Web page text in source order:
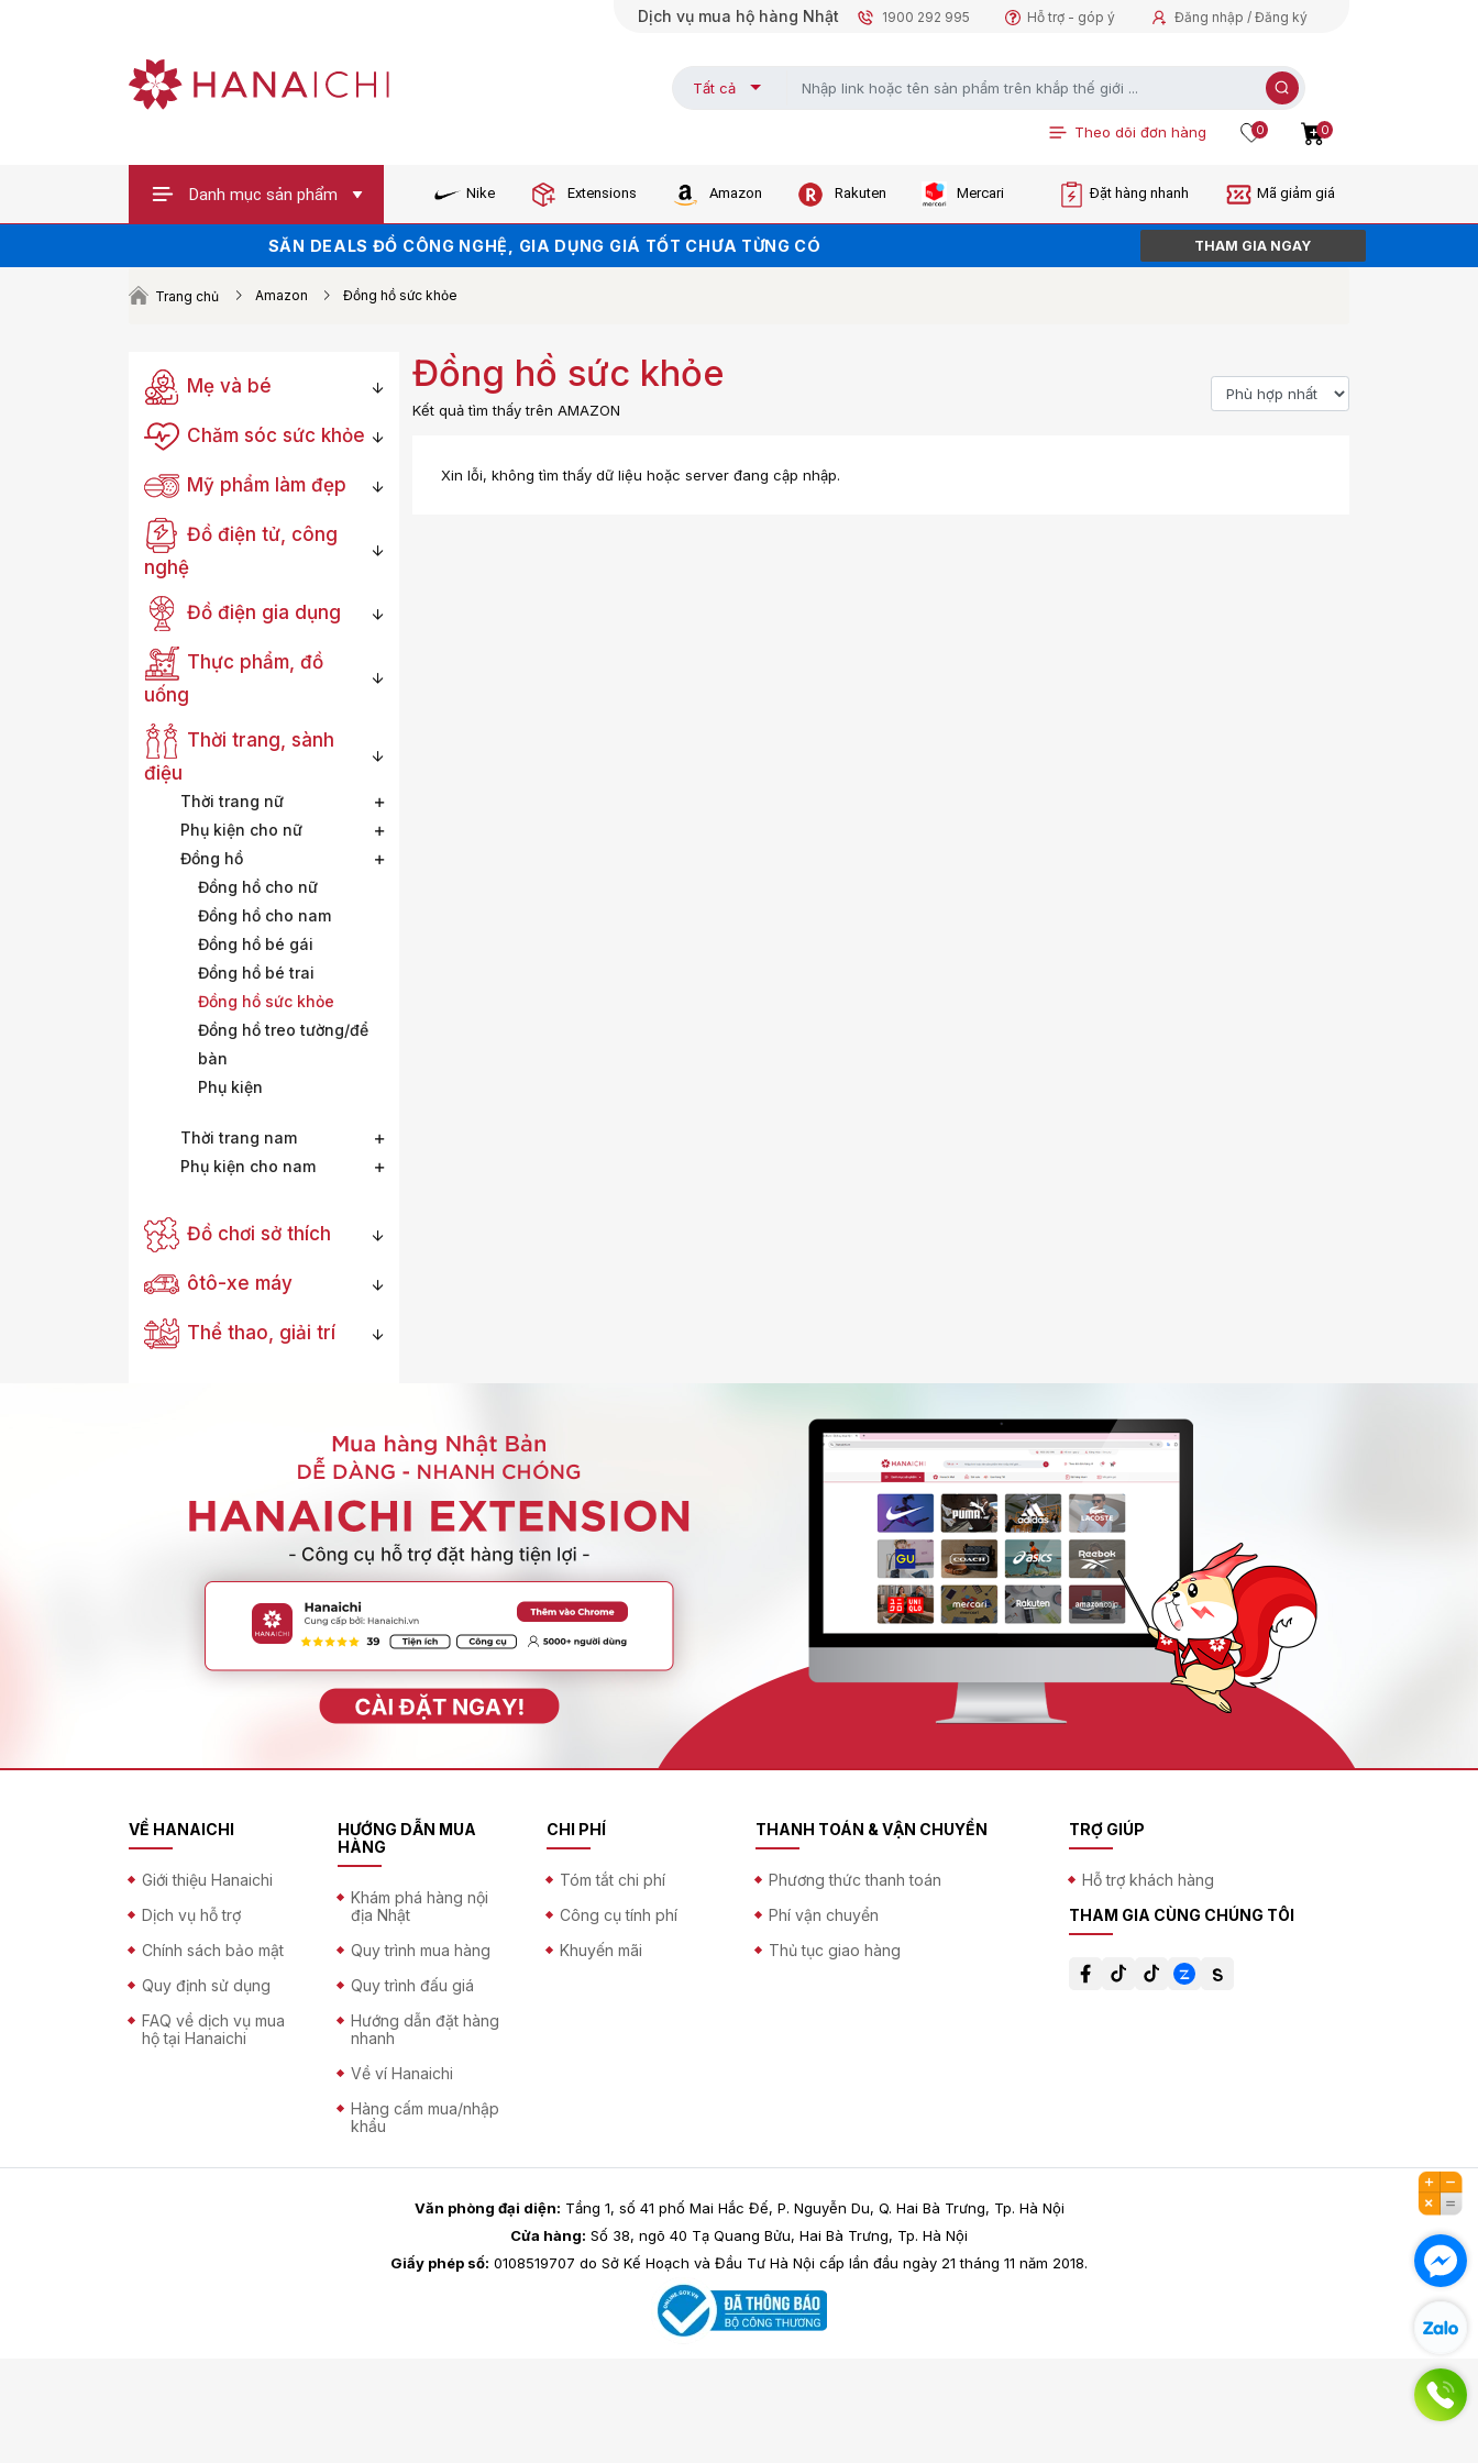
Dịch vụ mua hộ hàng Nhật 1900 292 995 Hỗ trợ - góp ý Đăng nhập / Đăng ký
Tất cả
Theo dõi đơn hàng 0 0
Danh mục sản phẩm Nike Extensions Amazon Rakuten Mercari Đặt hàng nhanh Mã giảm giá
HÀNG HOT XẢ KHO - GIÁ SALE CHẠM ĐÁY
SĂN DEALS ĐỒ CÔNG NGHỆ, GIA DỤNG GIÁ TỐT CHƯA TỪNG CÓ THAM GIA NGAY
SĂN VOUCHER UP TO 100K KHI ORDER TRÊN WEB (NHẤN ĐỂ LẤY MÃ) ORDER NGAY
Trang chủ Amazon Đồng hồ sức khỏe
Mẹ và bé
Chăm sóc sức khỏe
Mỹ phẩm làm đẹp
Đồ điện tử, công
nghệ
Đồ điện gia dụng
Thực phẩm, đồ
uống
Thời trang, sành
điệu
Thời trang nữ
Phụ kiện cho nữ
Đồng hồ
Đồng hồ cho nữ
Đồng hồ cho nam
Đồng hồ bé gái
Đồng hồ bé trai
Đồng hồ sức khỏe
Đồng hồ treo tường/để
bàn
Phụ kiện
Thời trang nam
Phụ kiện cho nam
Đồ chơi sở thích
ôtô-xe máy
Thể thao, giải trí
Đồng hồ sức khỏe
Kết quả tìm thấy trên AMAZON
Xin lỗi, không tìm thấy dữ liệu hoặc server đang cập nhập.
VỀ HANAICHI
Giới thiệu Hanaichi
Dịch vụ hỗ trợ
Chính sách bảo mật
Quy định sử dụng
FAQ về dịch vụ mua
hộ tại Hanaichi
HƯỚNG DẪN MUA
HÀNG
Khám phá hàng nội
địa Nhật
Quy trình mua hàng
Quy trình đấu giá
Hướng dẫn đặt hàng
nhanh
Về ví Hanaichi
Hàng cấm mua/nhập
khẩu
CHI PHÍ
Tóm tắt chi phí
Công cụ tính phí
Khuyến mãi
THANH TOÁN & VẬN CHUYỂN
Phương thức thanh toán
Phí vận chuyển
Thủ tục giao hàng
TRỢ GIÚP
Hỗ trợ khách hàng
THAM GIA CÙNG CHÚNG TÔI
Văn phòng đại diện: Tầng 1, số 41 phố Mai Hắc Đế, P. Nguyễn Du, Q. Hai Bà Trưng, Tp. Hà Nội
Cửa hàng: Số 38, ngõ 40 Tạ Quang Bửu, Hai Bà Trưng, Tp. Hà Nội
Giấy phép số: 0108519707 do Sở Kế Hoạch và Đầu Tư Hà Nội cấp lần đầu ngày 21 tháng 11 năm 2018.